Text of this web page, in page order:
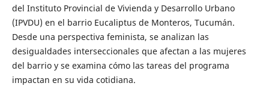
del Instituto Provincial de Vivienda y Desarrollo Urbano
(IPVDU) en el barrio Eucaliptus de Monteros, Tucumán.
Desde una perspectiva feminista, se analizan las
desigualdades interseccionales que afectan a las mujeres
del barrio y se examina cómo las tareas del programa
impactan en su vida cotidiana.